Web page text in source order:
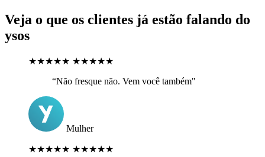
Veja o que os clientes já estão falando do
ysos
★★★★★ ★★★★★
“Não fresque não. Vem você também"
Mulher
★★★★★ ★★★★★